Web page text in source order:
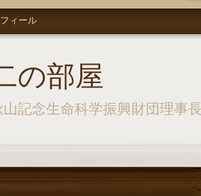
の部屋
記念生命科学振興財団理事
ィール